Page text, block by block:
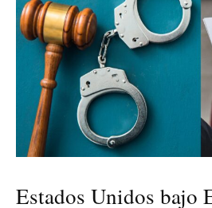
Estados Unidos bajo